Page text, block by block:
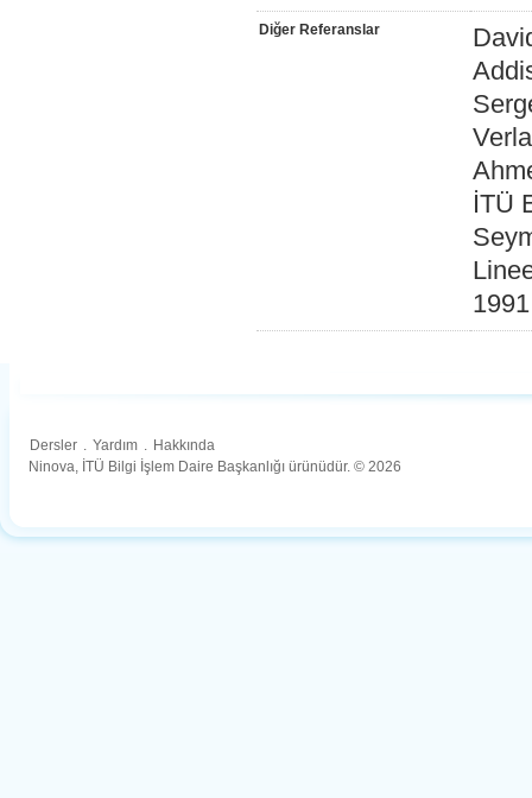
Diğer Referanslar
İTÜ
1991
Dersler . Yardım . Hakkında
Ninova, İTÜ Bilgi İşlem Daire Başkanlığı ürünüdür. © 2026